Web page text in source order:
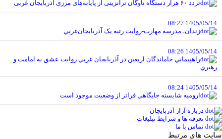
تردد ۶۰ هزار دستگاه ناوگان ترانزیتی از پایانه‌های مرزی آذربایجان ‌غربی
1405/05/14 08:27
زندان، مدرسه مهارت-روايت رتبه يک آذربايجان‌غربي
1405/05/14 08:26
راهپيمايي جاماندگان اربعين در آذربايجان غربي روايت عشق به امامت و
رهبري
1405/05/14 08:24
اروميه شايسته جايگاهي فراتر از وضعيت موجود است
درباره آراز آذربایجان
تعرفه ها و شرایط تبلیغات
تماس با ما
سایت های مرتبط